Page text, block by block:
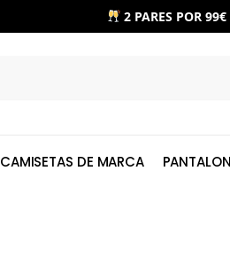
2 PARES POR
CAMISETAS DE MARCA